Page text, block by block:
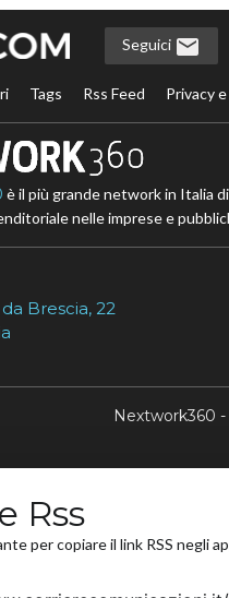
Seguici
Tags Rss Feed Privacy
è il più grande network in Italia
nelle imprese e
Brescia, 22
Nextwork360
Rss
per copiare il link RSS negli